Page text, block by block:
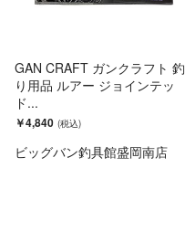
GAN CRAFT ガンクラフト 釣
り用品 ルアー ジョインテッ
ド...
￥4,840
ビッグバン釣具館盛岡南店